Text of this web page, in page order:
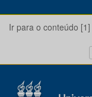
Ir para o conteúdo [1]